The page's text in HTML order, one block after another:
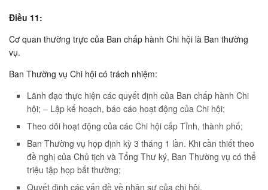
Ðiều 11:
Cơ quan thường trực của Ban chấp hành Chi hội là Ban thường
vụ.
Ban Thường vụ Chi hội có trách nhiệm:
Lãnh đạo thực hiện các quyết định của Ban chấp hành Chi
hội; – Lập kế hoạch, báo cáo hoạt động của Chi hội;
Theo dõi hoạt động của các Chi hội cấp Tỉnh, thành phố;
Ban Thường vụ họp định kỳ 3 tháng 1 lần. Khi cần thiết theo
đề nghị của Chủ tịch và Tổng Thư ký, Ban Thường vụ có thể
triệu tập họp bất thường;
Quyết định các vấn đề về nhân sự của chi hội.